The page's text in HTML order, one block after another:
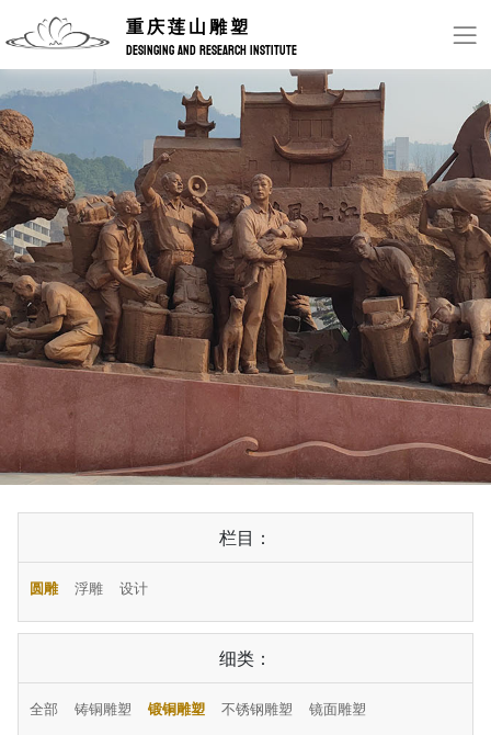
重庆莲山雕塑
DESINGING AND RESEARCH INSTITUTE
栏目：
圆雕 浮雕 设计
细类：
全部 铸铜雕塑 锻铜雕塑 不锈钢雕塑 镜面雕塑